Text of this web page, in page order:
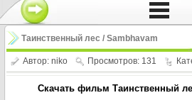
Таинственный лес / Sambhavam
Adhyayam Onnu (2026)
Автор: niko Просмотров: 131
Скачать фильм Таинственный
троеточие в правом